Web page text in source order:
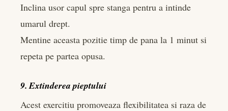
Inclina usor capul spre stanga pentru a intinde
umarul drept.
Mentine aceasta pozitie timp de pana la 1 minut si
repeta pe partea opusa.
9. Extinderea pieptului
Acest exercitiu promoveaza flexibilitatea si raza de